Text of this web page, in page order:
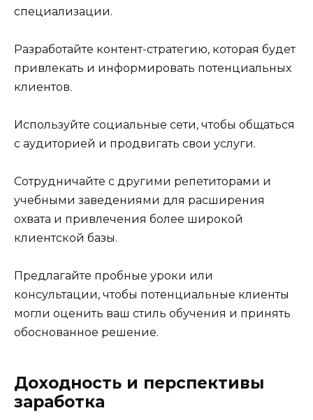
специализации.
Разработайте контент-стратегию, которая будет
привлекать и информировать потенциальных
клиентов.
Используйте социальные сети, чтобы общаться
с аудиторией и продвигать свои услуги.
Сотрудничайте с другими репетиторами и
учебными заведениями для расширения
охвата и привлечения более широкой
клиентской базы.
Предлагайте пробные уроки или
консультации, чтобы потенциальные клиенты
могли оценить ваш стиль обучения и принять
обоснованное решение.
Доходность и перспективы
заработка